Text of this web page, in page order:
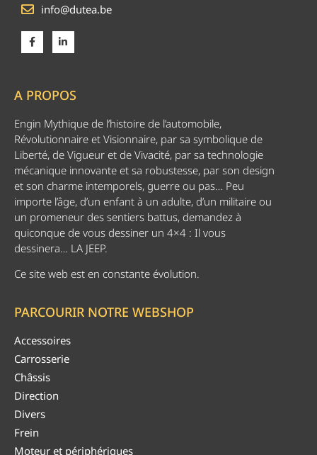
info@dutea.be
A PROPOS
Engin Mythique de l’histoire de l’automobile,
Révolutionnaire et Visionnaire, par sa symbolique de
Liberté, de Vigueur et de Vivacité, par sa technologie
mécanique innovante et sa robustesse, par son design
et son charme intemporels, guerre ou pas… Peu
importe l’âge, d’un enfant à un adulte, d’un militaire ou
un promeneur des sentiers battus, demandez à
quiconque de vous dessiner un 4×4 : Il vous
dessinera… LA JEEP.
Ce site web est en constante évolution.
PARCOURIR NOTRE WEBSHOP
Accessoires
Carrosserie
Châssis
Direction
Divers
Frein
Moteur et périphériques